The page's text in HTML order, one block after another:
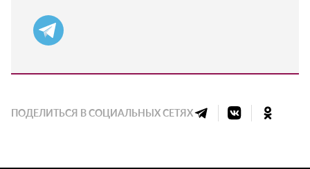
ПОДЕЛИТЬСЯ В СОЦИАЛЬНЫХ СЕТЯХ